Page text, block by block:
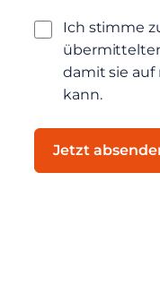
Ich stimme
damit sie auf
kann.
Jetzt